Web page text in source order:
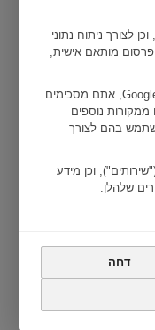
לצורך ניתוח נתוני
מותאם אישית,
במתן הסכמה לשימוש בעוגיית Google Analytics, אתם מסכימים
ממקורות נוספים
בהם לצורך
וכן מידע
שלהלן.
דחה